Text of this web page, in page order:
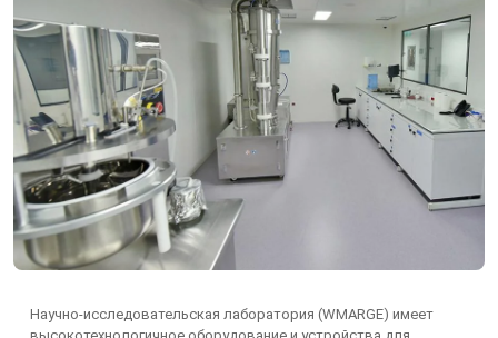
Научно-исследовательская лаборатория (WMARGE) имеет